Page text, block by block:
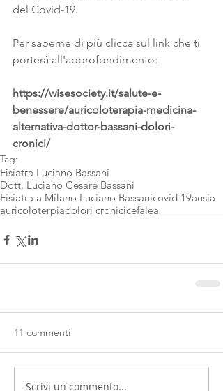
del Covid-19.
Per saperne di più clicca sul link che ti
porterà all'approfondimento:
https://wisesociety.it/salute-e-
benessere/auricoloterapia-medicina-
alternativa-dottor-bassani-dolori-
cronici/
Tag:
Fisiatra Luciano Bassani
Dott. Luciano Cesare Bassani
Fisiatra a Milano Luciano Bassanicovid 19ansia
auricoloterpiadolori cronicicefalea
11 commenti
Scrivi un commento...